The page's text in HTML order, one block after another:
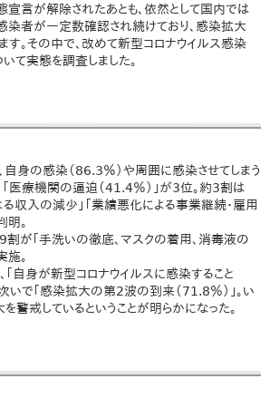
言が解除されたあとも、依然として国内では
染者が一定数確認され続けており、感染拡大
す。その中で、改めて新型コロナウイルス感染
て実態を調査しました。
身の感染（86.3％）や周囲に感染させてしまう
｢医療機関の逼迫（41.4％）｣が3位。約3割は
る収入の減少」｢業績悪化による事業継続・雇用
明。
割が｢手洗いの徹底、マスクの着用、消毒液の
。
｢自身が新型コロナウイルスに感染すること
次いで｢感染拡大の第2波の到来（71.8％）｣。い
警戒しているということが明らかになった。